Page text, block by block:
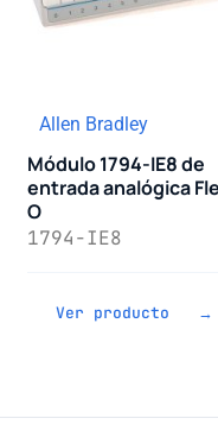
Allen Bradley
Módulo 1794-IE8 de
entrada analógica
O
1794-IE8
Ver producto →